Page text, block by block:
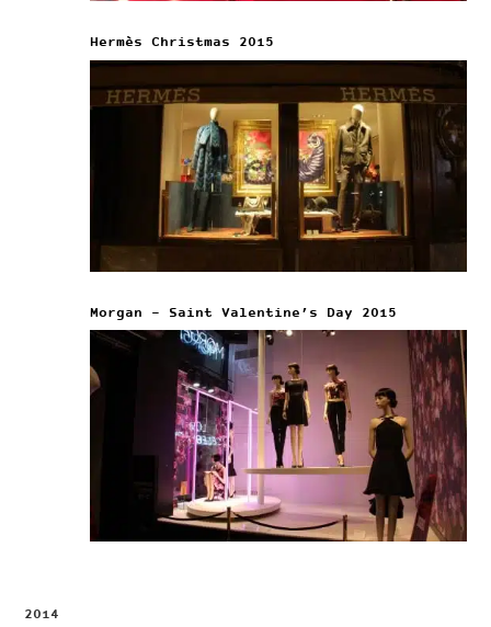
Hermès Christmas 2015
Morgan – Saint Valentine’s Day 2015
2014